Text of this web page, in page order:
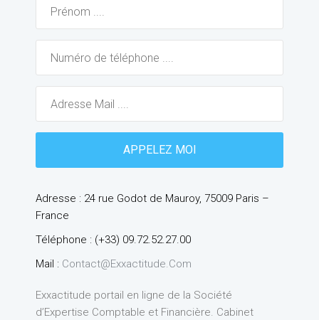
Adresse : 24 rue Godot de Mauroy, 75009 Paris –
France
Téléphone : (+33) 09.72.52.27.00
Mail : Contact@exxactitude.com
Exxactitude portail en ligne de la Société
d’Expertise Comptable et Financière. Cabinet